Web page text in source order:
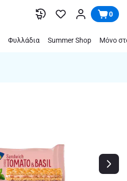
0
Φυλλάδια Summer Shop Μόνο